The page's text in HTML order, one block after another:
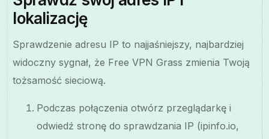
lokalizację
Sprawdzenie adresu IP to najjaśniejszy, najbardziej
widoczny sygnał, że Free VPN Grass zmienia Twoją
tożsamość sieciową.
Podczas połączenia otwórz przeglądarkę i
odwiedź stronę do sprawdzania IP (ipinfo.io,